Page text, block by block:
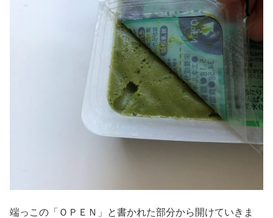
端っこの「ＯＰＥＮ」と書かれた部分から開けていきま